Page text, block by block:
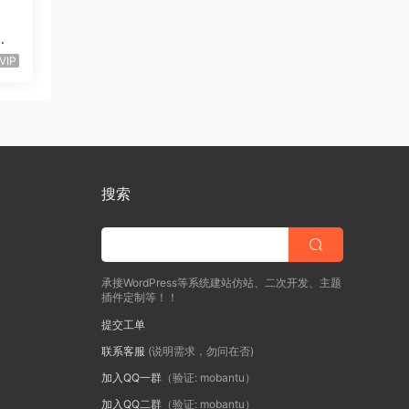
搜索
承接WordPress等系统建站仿站、二次开发、主题
插件定制等！！
提交工单
联系客服 (说明需求，勿问在否)
加入QQ一群（验证: mobantu）
加入QQ二群（验证: mobantu）